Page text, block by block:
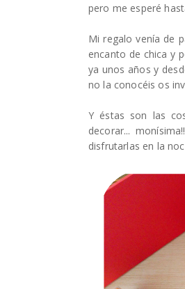
pero me esperé
Mi regalo venía de
encanto de chica y
ya unos años y
no la conocéis os
Y éstas son las
decorar...
disfrutarlas en la